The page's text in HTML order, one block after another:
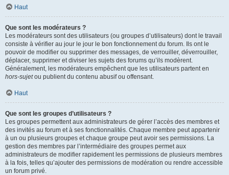
Haut
Que sont les modérateurs ?
Les modérateurs sont des utilisateurs (ou groupes d’utilisateurs) dont le travail
consiste à vérifier au jour le jour le bon fonctionnement du forum. Ils ont le
pouvoir de modifier ou supprimer des messages, de verrouiller, déverrouiller,
déplacer, supprimer et diviser les sujets des forums qu’ils modèrent.
Généralement, les modérateurs empêchent que les utilisateurs partent en
hors-sujetou publient du contenu abusif ou offensant.
Haut
Que sont les groupes d’utilisateurs ?
Les groupes permettent aux administrateurs de gérer l’accès des membres et
des invités au forum et à ses fonctionnalités. Chaque membre peut appartenir
à un ou plusieurs groupes et chaque groupe peut avoir ses permissions. La
gestion des membres par l’intermédiaire des groupes permet aux
administrateurs de modifier rapidement les permissions de plusieurs membres
à la fois, telles qu’ajouter des permissions de modération ou rendre accessible
un forum privé.